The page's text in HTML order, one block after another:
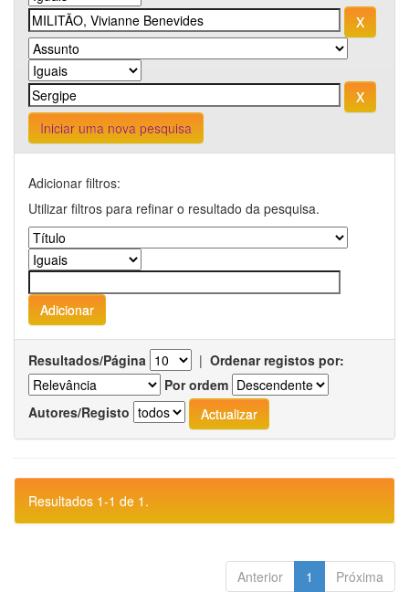
Iniciar uma nova pesquisa
Adicionar filtros:
Utilizar filtros para refinar o resultado da pesquisa.
Resultados/Página | Ordenar registos por:
Por ordem
Autores/Registo
Resultados 1-1 de 1.
Anterior 1 Próxima